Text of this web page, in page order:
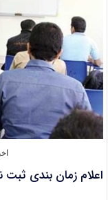
اعلام زمان‌ بندی ثبت